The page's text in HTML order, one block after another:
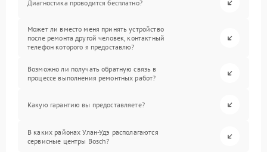
Диагностика проводится бесплатно?
Может ли вместо меня принять устройство
после ремонта другой человек, контактный
телефон которого я предоставлю?
Возможно ли получать обратную связь в
процессе выполнения ремонтных работ?
Какую гарантию вы предоставляете?
В каких районах Улан-Удэ располагаются
сервисные центры Bosch?